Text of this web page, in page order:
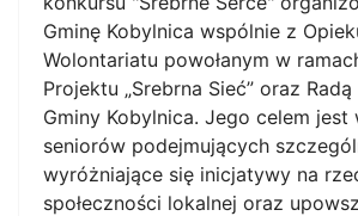
Gminę Kobylnica wspólnie z
Wolontariatu powołanym w
Projektu „Srebrna Sieć” oraz
Gminy Kobylnica. Jego celem jest
seniorów podejmujących
wyróżniające się inicjatywy na
społeczności lokalnej oraz